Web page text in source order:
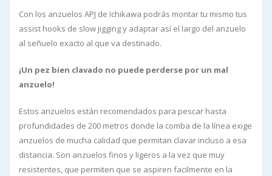
Con los anzuelos APJ de Ichikawa podrás montar tu mismo tus
assist hooks de slow jigging y adaptar así el largo del anzuelo
al señuelo exacto al que va destinado.
¡Un pez bien clavado no puede perderse por un mal
anzuelo!
Estos anzuelos están recomendados para pescar hasta
profundidades de 200 metros donde la comba de la línea exige
anzuelos de mucha calidad que permitan clavar incluso a esa
distancia. Son anzuelos finos y ligeros a la vez que muy
resistentes, que permiten que se aspiren facilmente en la